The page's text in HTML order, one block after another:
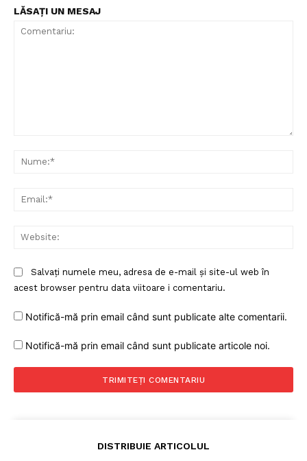
Despre noi / Echipa
LĂSAȚI UN MESAJ
Salvați numele meu, adresa de e-mail și site-ul web în
acest browser pentru data viitoare i comentariu.
Notifică-mă prin email când sunt publicate alte comentarii.
Notifică-mă prin email când sunt publicate articole noi.
DISTRIBUIE ARTICOLUL